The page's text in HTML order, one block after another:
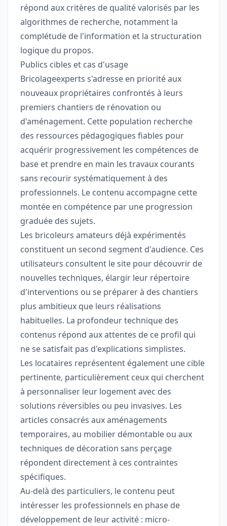
répond aux critères de qualité valorisés par les
algorithmes de recherche, notamment la
complétude de l'information et la structuration
logique du propos.
Publics cibles et cas d'usage
Bricolageexperts s'adresse en priorité aux
nouveaux propriétaires confrontés à leurs
premiers chantiers de rénovation ou
d'aménagement. Cette population recherche
des ressources pédagogiques fiables pour
acquérir progressivement les compétences de
base et prendre en main les travaux courants
sans recourir systématiquement à des
professionnels. Le contenu accompagne cette
montée en compétence par une progression
graduée des sujets.
Les bricoleurs amateurs déjà expérimentés
constituent un second segment d'audience. Ces
utilisateurs consultent le site pour découvrir de
nouvelles techniques, élargir leur répertoire
d'interventions ou se préparer à des chantiers
plus ambitieux que leurs réalisations
habituelles. La profondeur technique des
contenus répond aux attentes de ce profil qui
ne se satisfait pas d'explications simplistes.
Les locataires représentent également une cible
pertinente, particulièrement ceux qui cherchent
à personnaliser leur logement avec des
solutions réversibles ou peu invasives. Les
articles consacrés aux aménagements
temporaires, au mobilier démontable ou aux
techniques de décoration sans perçage
répondent directement à ces contraintes
spécifiques.
Au-delà des particuliers, le contenu peut
intéresser les professionnels en phase de
développement de leur activité : micro-